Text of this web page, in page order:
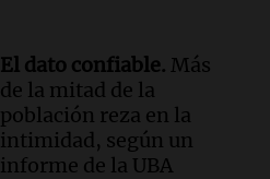
El dato confiable. Más
de la mitad de la
población reza en la
intimidad, según un
informe de la UBA